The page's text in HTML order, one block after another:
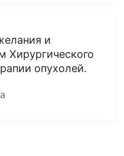
и
Хирургического
опухолей.